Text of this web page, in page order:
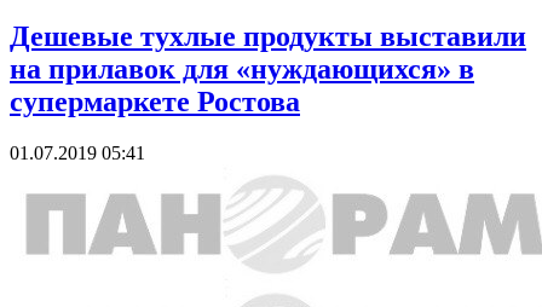
Дешевые тухлые продукты выставили
на прилавок для «нуждающихся» в
супермаркете Ростова
01.07.2019 05:41